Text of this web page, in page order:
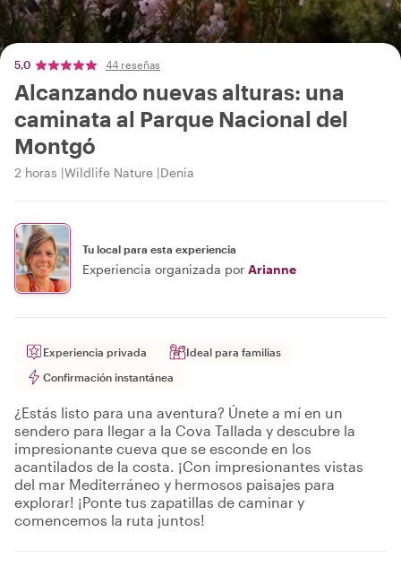
5,0 44 reseñas
Alcanzando nuevas alturas: una
caminata al Parque Nacional del
Montgó
2 horas Wildlife Nature Denia
Tu local para esta experiencia
Experiencia organizada por Arianne
Experiencia privada
Ideal para familias
Confirmación instantánea
¿Estás listo para una aventura? Únete a mí en un
sendero para llegar a la Cova Tallada y descubre la
impresionante cueva que se esconde en los
acantilados de la costa. ¡Con impresionantes vistas
del mar Mediterráneo y hermosos paisajes para
explorar! ¡Ponte tus zapatillas de caminar y
comencemos la ruta juntos!